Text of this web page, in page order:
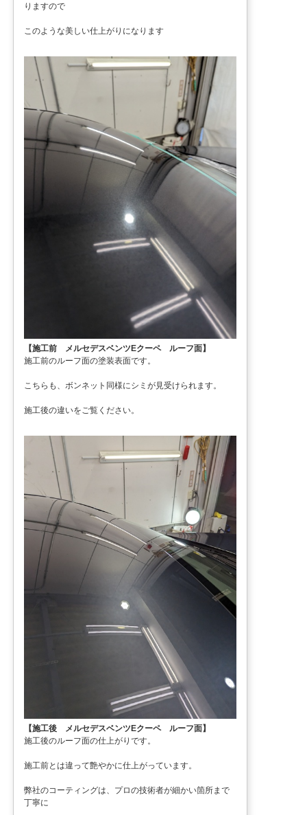
りますので
このような美しい仕上がりになります
【施工前 メルセデスベンツEクーペ ルーフ面】
施工前のルーフ面の塗装表面です。
こちらも、ボンネット同様にシミが見受けられます。
施工後の違いをご覧ください。
【施工後 メルセデスベンツEクーペ ルーフ面】
施工後のルーフ面の仕上がりです。
施工前とは違って艶やかに仕上がっています。
弊社のコーティングは、プロの技術者が細かい箇所まで
丁寧に